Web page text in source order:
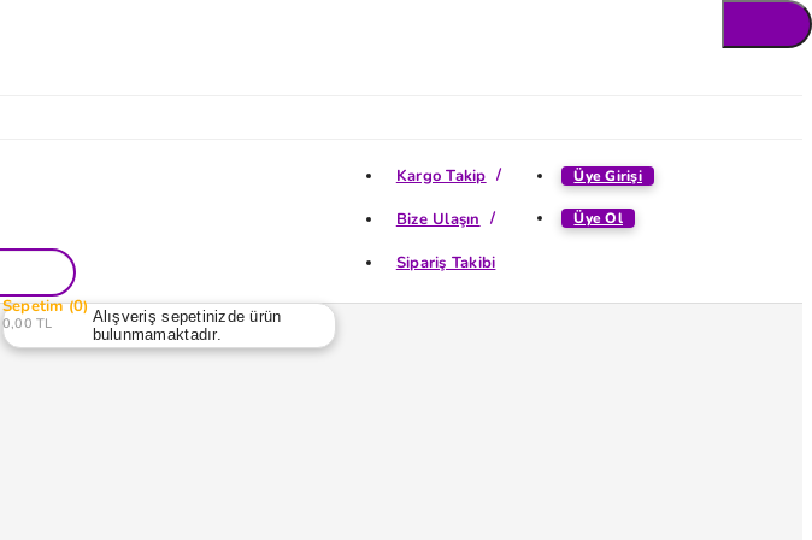
Üye Girişi
Üye Ol
Kargo Takip
Bize Ulaşın
Sipariş Takibi
Sepetim 0
0,00 TL
Alışveriş sepetinizde ürün
bulunmamaktadır.